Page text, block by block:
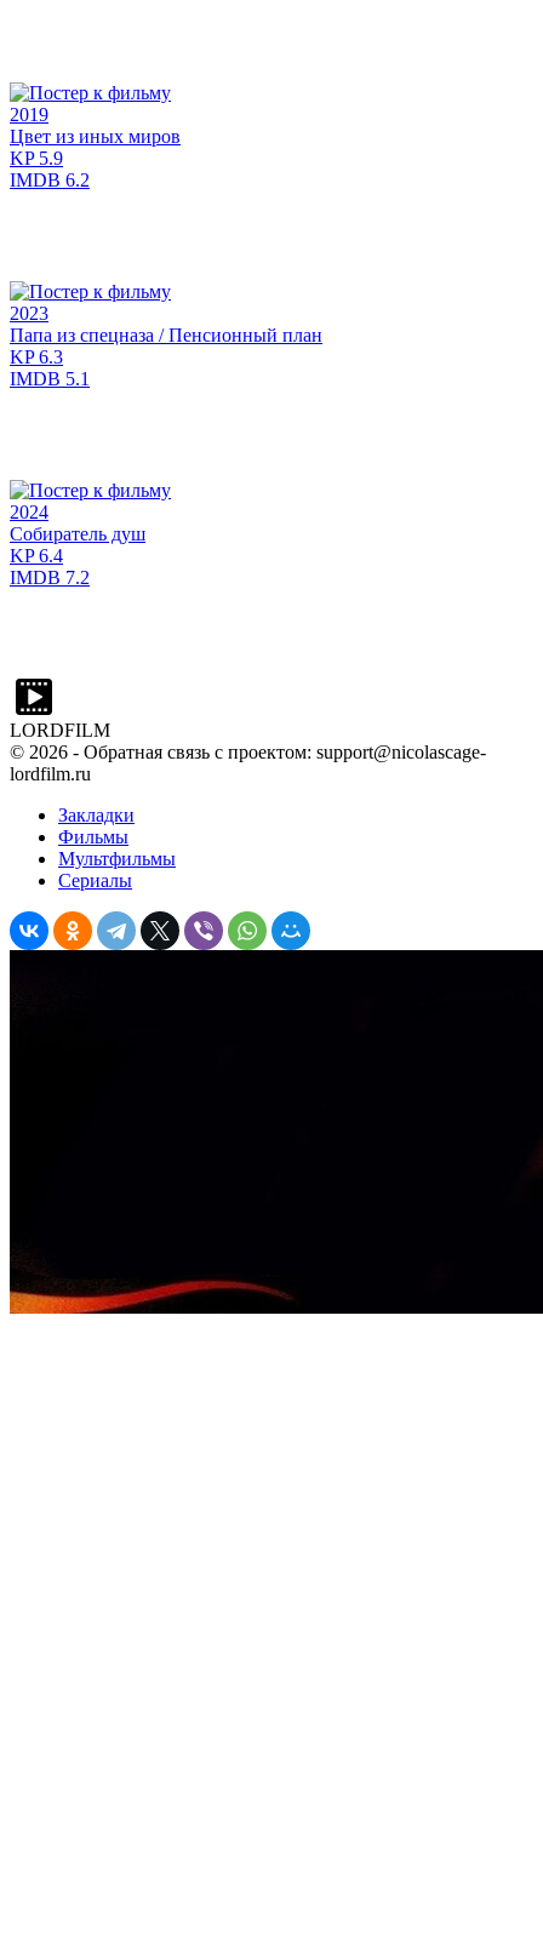
2019
Цвет из иных миров
KP5.9
IMDB 6.2
2023
Папа из спецназа / Пенсионный план
KP6.3
IMDB 5.1
2024
Собиратель душ
KP6.4
IMDB 7.2
LORDFILM
© 2026 - Обратная связь с проектом: support@nicolascage-
lordfilm.ru
Закладки
Фильмы
Мультфильмы
Сериалы